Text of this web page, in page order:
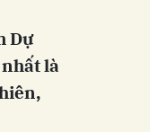
Dự
là